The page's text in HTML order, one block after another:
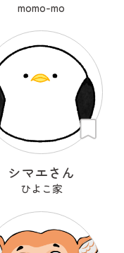
momo-mo
シマエさん
ひよこ家